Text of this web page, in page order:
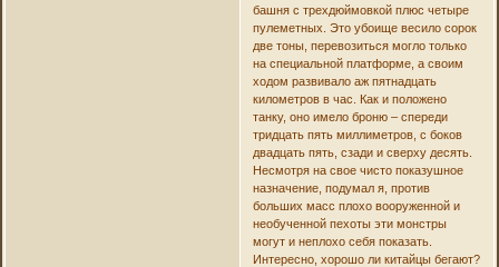
башня с трехдюймовкой плюс четыре
пулеметных. Это убоище весило сорок
две тоны, перевозиться могло только
на специальной платформе, а своим
ходом развивало аж пятнадцать
километров в час. Как и положено
танку, оно имело броню – спереди
тридцать пять миллиметров, с боков
двадцать пять, сзади и сверху десять.
Несмотря на свое чисто показушное
назначение, подумал я, против
больших масс плохо вооруженной и
необученной пехоты эти монстры
могут и неплохо себя показать.
Интересно, хорошо ли китайцы бегают?